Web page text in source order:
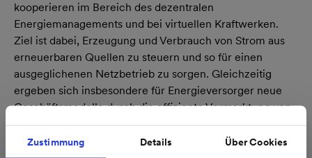
Zustimmung Details Über Cookies
kooperieren im Bereich des dezentralen
Energiemanagements und bei virtuellen Kraftwerken.
Ziel ist dabei, Erzeugung und Verbrauch von Strom aus
erneuerbaren Quellen zu steuern und so für einen
ausgeglichenen Netzbetrieb zu sorgen. Gleichzeitig
ergeben sich insbesondere für Energieversorger neue
Geschäftsmodelle durch die effiziente Vermarktung von